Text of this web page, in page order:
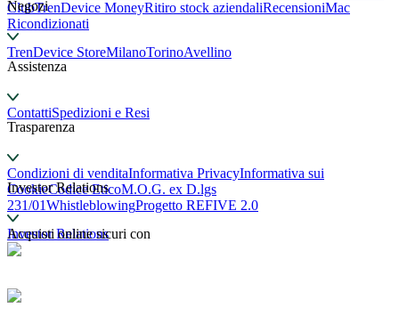
ClubTrenDevice MoneyRitiro stock aziendaliRecensioniMac
Ricondizionati
Negozi
TrenDevice StoreMilanoTorinoAvellino
Assistenza
ContattiSpedizioni e Resi
Trasparenza
Condizioni di venditaInformativa PrivacyInformativa sui
CookieCodice EticoM.O.G. ex D.lgs
231/01WhistleblowingProgetto REFIVE 2.0
Investor Relations
Investor Relations
Acquisti online sicuri con